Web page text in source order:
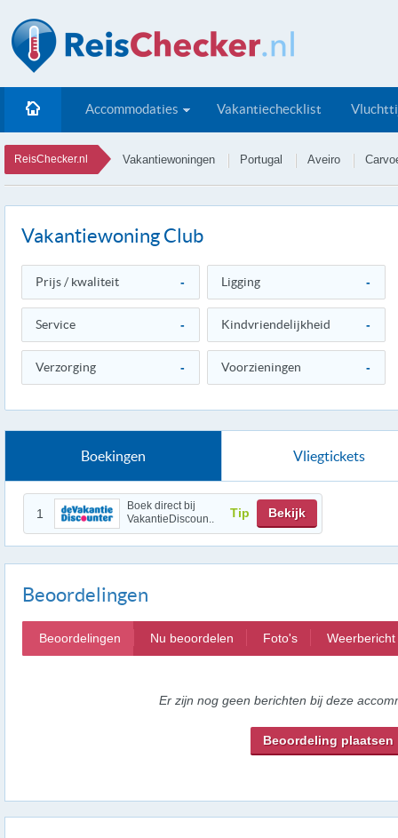
Accommodaties Vakantiechecklist
ReisChecker.nl Vakantiewoningen Portugal Aveiro
Vakantiewoning Club
Prijs / kwaliteit - Ligging -
Service - Kindvriendelijkheid -
Verzorging - Voorzieningen -
Boekingen Vliegtickets
1
Boek direct bij
VakantieDiscoun..
Tip Bekijk
Beoordelingen
Beoordelingen Nu beoordelen Foto's Weerbericht
Er zijn nog geen berichten bij deze
Beoordeling plaatsen